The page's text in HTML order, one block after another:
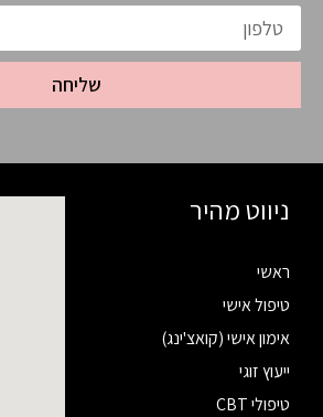
שליחה
ניווט מהיר
ראשי
טיפול אישי
אימון אישי (קואצ'ינג)
ייעוץ זוגי
טיפולי CBT